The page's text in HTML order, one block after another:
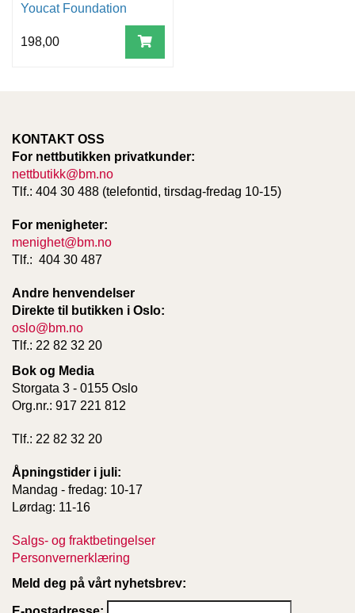
Youcat Foundation
198,00
KONTAKT OSS
For nettbutikken privatkunder:
nettbutikk@bm.no
Tlf.: 404 30 488 (telefontid, tirsdag-fredag 10-15)
For menigheter:
menighet@bm.no
Tlf.: 404 30 487
Andre henvendelser
Direkte til butikken i Oslo:
oslo@bm.no
Tlf.: 22 82 32 20
Bok og Media
Storgata 3 - 0155 Oslo
Org.nr.: 917 221 812
Tlf.: 22 82 32 20
Åpningstider i juli:
Mandag - fredag: 10-17
Lørdag: 11-16
Salgs- og fraktbetingelser
Personvernerklæring
Meld deg på vårt nyhetsbrev: